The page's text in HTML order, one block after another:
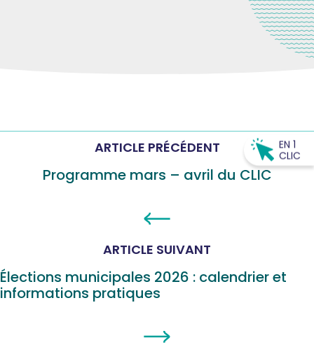
ARTICLE PRÉCÉDENT
Programme mars – avril du CLIC
ARTICLE SUIVANT
Élections municipales 2026 : calendrier et
informations pratiques
EN 1
CLIC